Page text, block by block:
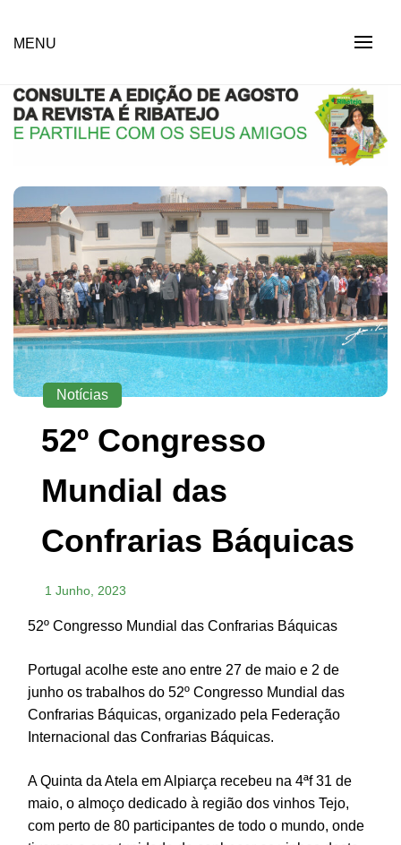
É RIBATEJO – REVISTA
SOCIAL ONLINE
MENU
Notícias
52º Congresso
Mundial das
Confrarias Báquicas
1 Junho, 2023
52º Congresso Mundial das Confrarias Báquicas
Portugal acolhe este ano entre 27 de maio e 2 de
junho os trabalhos do 52º Congresso Mundial das
Confrarias Báquicas, organizado pela Federação
Internacional das Confrarias Báquicas.
A Quinta da Atela em Alpiarça recebeu na 4ªf 31 de
maio, o almoço dedicado à região dos vinhos Tejo,
com perto de 80 participantes de todo o mundo, onde